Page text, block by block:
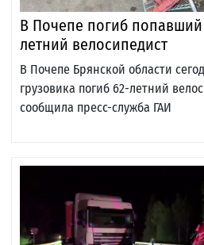
В Почепе погиб попавший
летний велосипедист
В Почепе Брянской области
грузовика погиб 62-летний
сообщила пресс-служба ГАИ